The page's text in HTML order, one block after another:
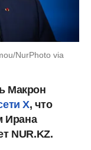
NurPhoto via
Макрон
Х, что
Ирана
NUR.KZ.